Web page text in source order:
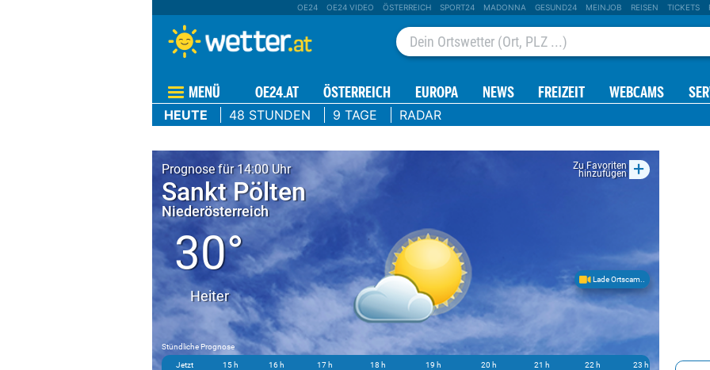
OE24 OE24 VIDEO ÖSTERREICH SPORT24 MADONNA GESUND24 MEINJOB REISEN TICKETS
MENÜ OE24.AT ÖSTERREICH EUROPA NEWS FREIZEIT WEBCAMS
HEUTE 48 STUNDEN 9 TAGE RADAR
Prognose für 14:00 Uhr Zu Favoriten
hinzufügen +
Sankt Pölten
Niederösterreich
30°
Heiter
Lade Ortscam..
Stündliche Prognose
Jetzt 15 h 16 h 17 h 18 h 19 h 20 h 21 h 22 h 23 h